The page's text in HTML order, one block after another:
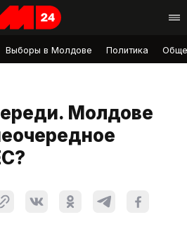
Выборы в Молдове Политика
Молдове